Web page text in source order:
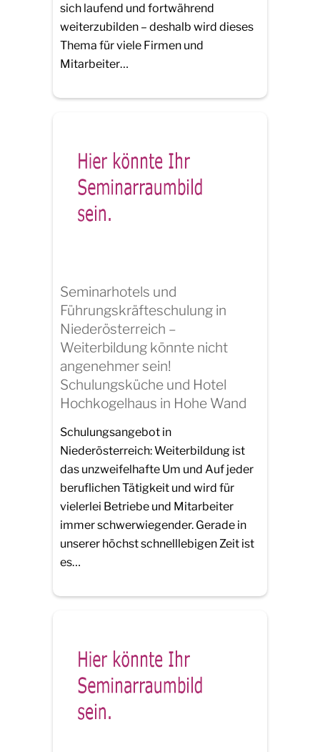
sich laufend und fortwährend
weiterzubilden – deshalb wird dieses
Thema für viele Firmen und
Mitarbeiter…
Seminarhotels und
Führungskräfteschulung in
Niederösterreich –
Weiterbildung könnte nicht
angenehmer sein!
Schulungsküche und Hotel
Hochkogelhaus in Hohe Wand
Schulungsangebot in
Niederösterreich: Weiterbildung ist
das unzweifelhafte Um und Auf jeder
beruflichen Tätigkeit und wird für
vielerlei Betriebe und Mitarbeiter
immer schwerwiegender. Gerade in
unserer höchst schnelllebigen Zeit ist
es…